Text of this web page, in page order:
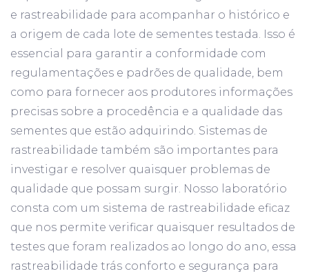
e rastreabilidade para acompanhar o histórico e
a origem de cada lote de sementes testada. Isso é
essencial para garantir a conformidade com
regulamentações e padrões de qualidade, bem
como para fornecer aos produtores informações
precisas sobre a procedência e a qualidade das
sementes que estão adquirindo. Sistemas de
rastreabilidade também são importantes para
investigar e resolver quaisquer problemas de
qualidade que possam surgir. Nosso laboratório
consta com um sistema de rastreabilidade eficaz
que nos permite verificar quaisquer resultados de
testes que foram realizados ao longo do ano, essa
rastreabilidade trás conforto e segurança para